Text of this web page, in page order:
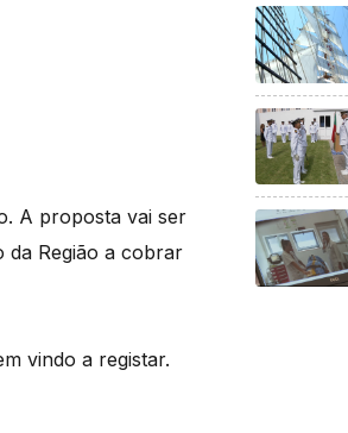
A proposta vai ser
da Região a cobrar
vindo a registar.